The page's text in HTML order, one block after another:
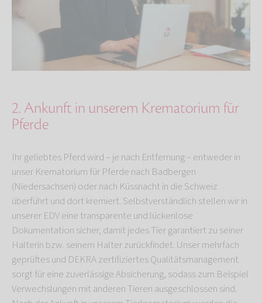
2. Ankunft in unserem Krematorium für
Pferde
Ihr geliebtes Pferd wird – je nach Entfernung – entweder in
unser Krematorium für Pferde nach Badbergen
(Niedersachsen) oder nach Küssnacht in die Schweiz
überführt und dort kremiert. Selbstverständlich stellen wir in
unserer EDV eine transparente und lückenlose
Dokumentation sicher, damit jedes Tier garantiert zu seiner
Halterin bzw. seinem Halter zurückfindet. Unser mehrfach
geprüftes und DEKRA zertifiziertes Qualitätsmanagement
sorgt für eine zuverlässige Absicherung, sodass zum Beispiel
Verwechslungen mit anderen Tieren ausgeschlossen sind.